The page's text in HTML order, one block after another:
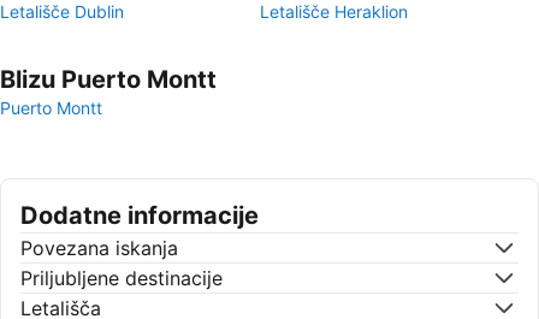
Letališče Dublin
Letališče Heraklion
Blizu Puerto Montt
Puerto Montt
Dodatne informacije
Povezana iskanja
Priljubljene destinacije
Letališča